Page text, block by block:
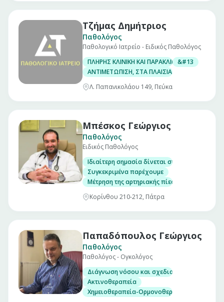
Τζήμας Δημήτριος
Παθολόγος
Παθολογικό Ιατρείο - Ειδικός Παθολόγος
ΠΛΗΡΗΣ ΚΛΙΝΙΚΗ ΚΑΙ ΠΑΡΑΚΛΙΝΙΚΗ ΕΞΕΤΑΣΗ
&#13
ΑΝΤΙΜΕΤΩΠΙΣΗ, ΣΤΑ ΠΛΑΙΣΙΑ ΤΗΣ
Λ. Παπανικολάου 149, Πεύκα
Μπέσκος Γεώργιος
Παθολόγος
Ειδικός Παθολόγος
Iδιαίτερη σημασία δίνεται στον εξοπλισμό
Συγκεκριμένα παρέχουμε
Μέτρηση της αρτηριακής πίεσης
Κορίνθου 210-212, Πάτρα
Παπαδόπουλος Γεώργιος
Παθολόγος
Παθολόγος - Ογκολόγος
Διάγνωση νόσου και σχεδιασμός
Ακτινοθεραπεία
Χημειοθεραπεία-Ορμονοθεραπεία-